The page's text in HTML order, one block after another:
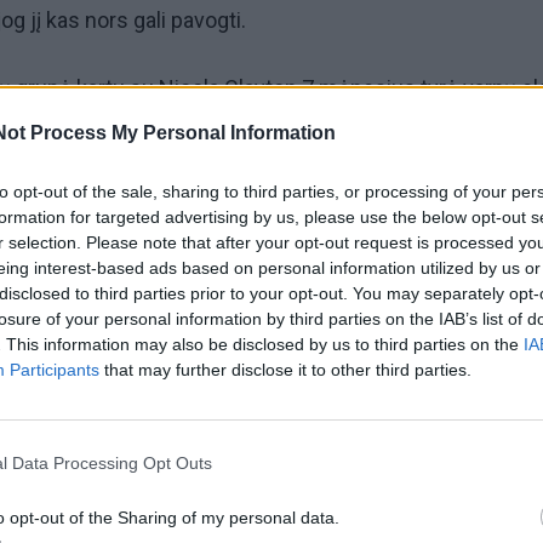
Process My Personal Information
opt-out of the sale, sharing to third parties, or processing of your
for targeted advertising by us, please use the below opt-out
selection. Please note that after your opt-out request is processed
interest-based ads based on personal information utilized by us
to third parties prior to your opt-out. You may separately
of your personal information by third parties on the IAB’s list of
This information may also be disclosed by us to third parties on the
Participants that may further disclose it to other third parties.
Data Processing Opt Outs
opt-out of the Sharing of my personal data.
jį kas nors gali pavogti.
grupė kartu su Nicola Clayton 7 mėnesius tyrė varnų
laboratorijoje (Didžioji Britanija).
kompiuterinius modelius, kuriuose varnos gaudydavo
ėmė slėpti sumedžiotą maistą, tačiau imta ginčytis